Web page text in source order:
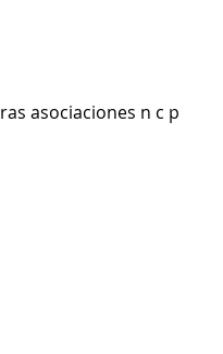
asociaciones n c p